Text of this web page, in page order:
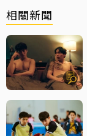
相關新聞